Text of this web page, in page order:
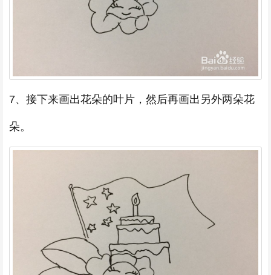
7、接下来画出花朵的叶片，然后再画出另外两朵花
朵。